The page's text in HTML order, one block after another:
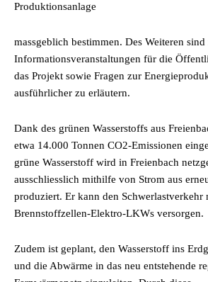
Produktionsanlage
massgeblich bestimmen. Des Weiteren
Informationsveranstaltungen für die
das Projekt sowie Fragen zur
ausführlicher zu erläutern.
Dank des grünen Wasserstoffs aus
etwa 14.000 Tonnen CO2-Emissionen
grüne Wasserstoff wird in Freienbach
ausschliesslich mithilfe von Strom aus
produziert. Er kann den Schwerlastverkehr
Brennstoffzellen-Elektro-LKWs versorgen.
Zudem ist geplant, den Wasserstoff ins
und die Abwärme in das neu entstehende